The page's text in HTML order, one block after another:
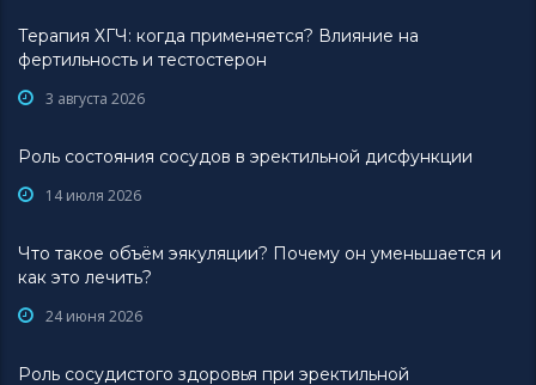
Терапия ХГЧ: когда применяется? Влияние на
фертильность и тестостерон
3 августа 2026
Роль состояния сосудов в эректильной дисфункции
14 июля 2026
Что такое объём эякуляции? Почему он уменьшается и
как это лечить?
24 июня 2026
Роль сосудистого здоровья при эректильной